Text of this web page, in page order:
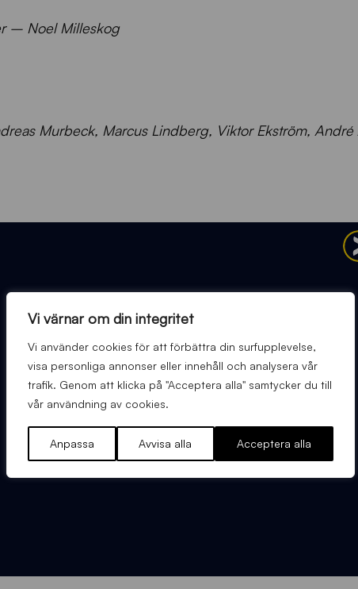
Vi värnar om din integritet
Vi använder cookies för att förbättra din surfupplevelse,
visa personliga annonser eller innehåll och analysera vår
trafik. Genom att klicka på "Acceptera alla" samtycker du till
vår användning av cookies.
Anpassa Avvisa alla Acceptera alla
– Noel Milleskog
Murbeck, Marcus Lindberg, Viktor Ekström, André